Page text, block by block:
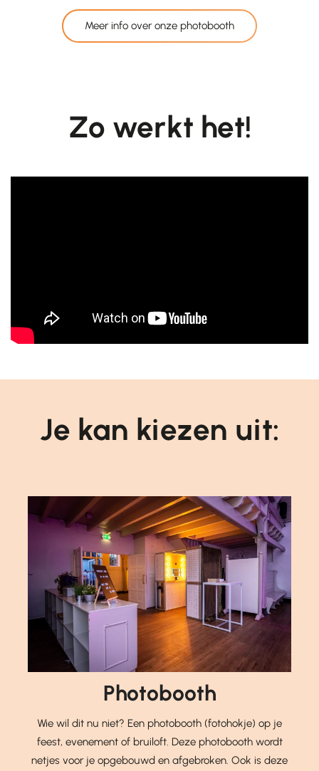
Meer info over onze photobooth
Zo werkt het!
Je kan kiezen uit:
Photobooth
Wie wil dit nu niet? Een photobooth (fotohokje) op je
feest, evenement of bruiloft. Deze photobooth wordt
netjes voor je opgebouwd en afgebroken. Ook is deze